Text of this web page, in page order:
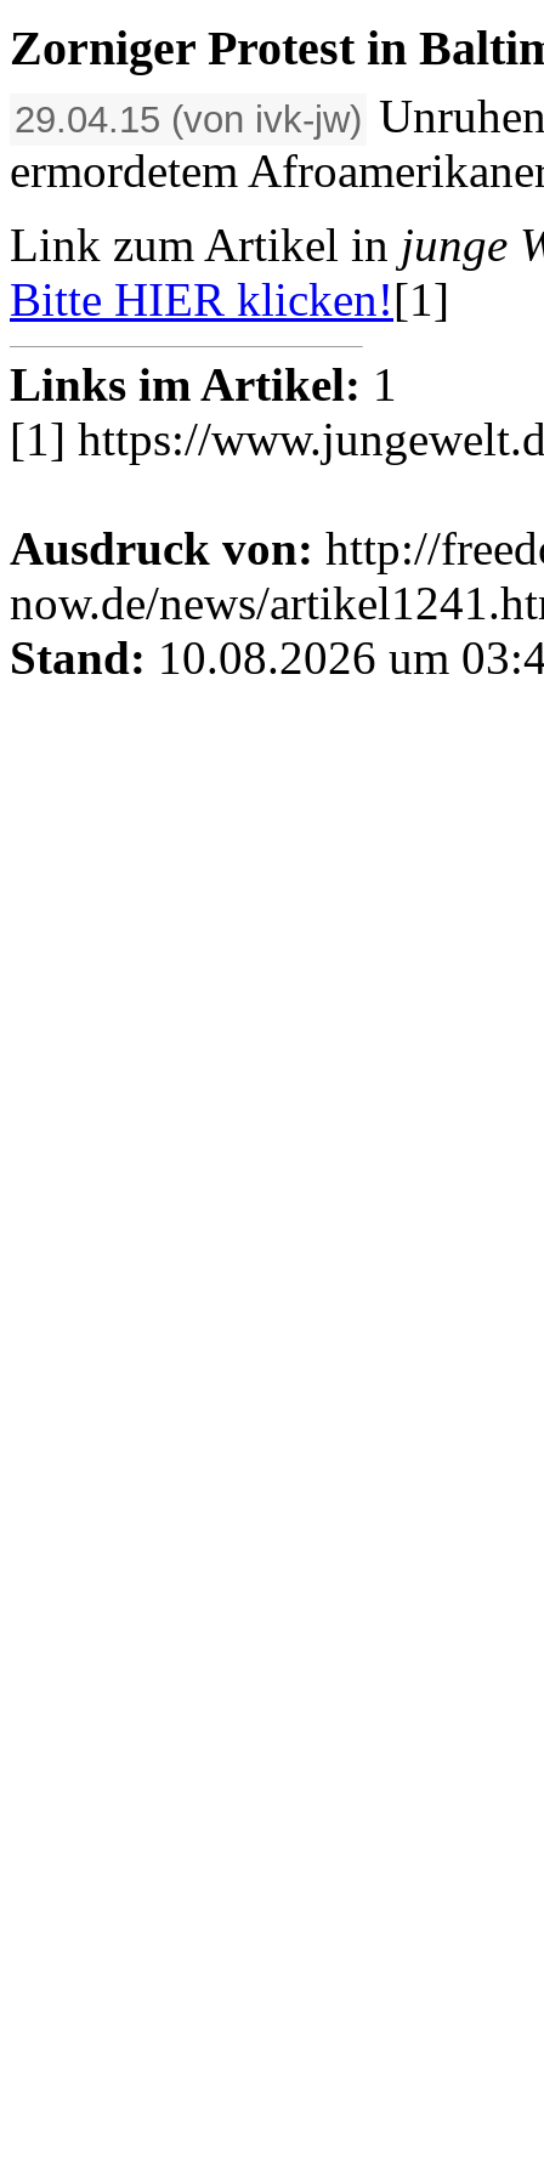
Zorniger Protest in
29.04.15 (von ivk-jw)
ermordetem
Link zum Artikel in junge
Bitte HIER klicken![1]
Links im Artikel: 1
[1] https://
Ausdruck von: http://
now.de/news/
Stand: 10.08.2026 um